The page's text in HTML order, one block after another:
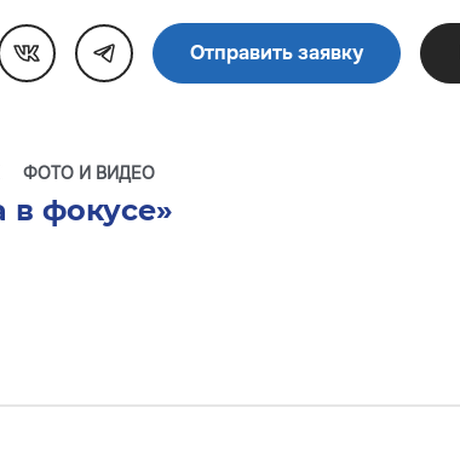
Отправить заявку
ФОТО И ВИДЕО
в фокусе»